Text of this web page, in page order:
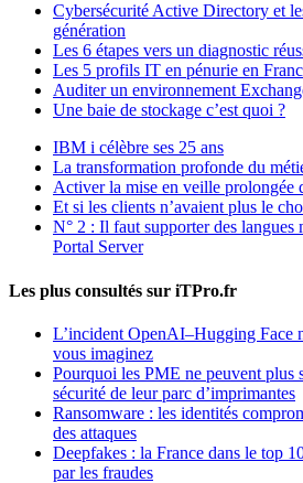
Cybersécurité Active Directory et
génération
Les 6 étapes vers un diagnostic
Les 5 profils IT en pénurie en
Auditer un environnement
Une baie de stockage c’est quoi ?
IBM i célèbre ses 25 ans
La transformation profonde du
Activer la mise en veille prolongée
Et si les clients n’avaient plus le
N° 2 : Il faut supporter des langues
Portal Server
Les plus consultés sur iTPro.fr
L’incident OpenAI–Hugging Face
vous imaginez
Pourquoi les PME ne peuvent plus
sécurité de leur parc d’imprimantes
Ransomware : les identités
des attaques
Deepfakes : la France dans le top
par les fraudes